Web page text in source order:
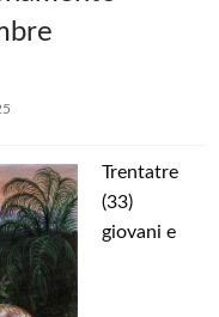
Trentatre
(33)
giovani e